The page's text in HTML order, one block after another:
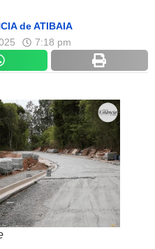
de ATIBAIA
7:18 pm